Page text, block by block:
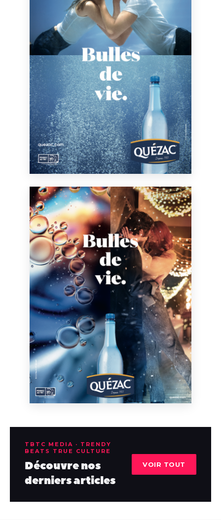
TBTC MEDIA · TRENDY
BEATS TRUE CULTURE
Découvre nos
derniers articles
VOIR TOUT